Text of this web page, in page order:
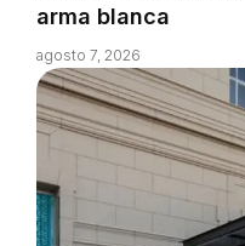
arma blanca
agosto 7, 2026